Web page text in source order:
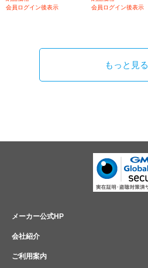
会員ログイン後表示
会員ログイン後表示
もっと見る
メーカー公式HP
会社紹介
ご利用案内